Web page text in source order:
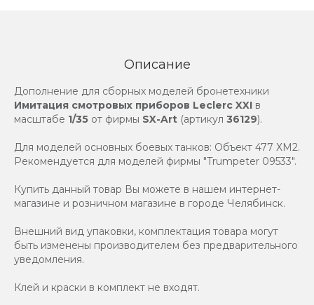
Описание
Дополнение для сборных моделей бронетехники
Имитация смотровых приборов Leclerc XXI в
масштабе 1/35 от фирмы SX-Art (артикул 36129).
Для моделей основных боевых танков: Объект 477 ХМ2.
Рекомендуется для моделей фирмы "Trumpeter 09533".
Купить данный товар Вы можете в нашем интернет-
магазине и розничном магазине в городе Челябинск.
Внешний вид упаковки, комплектация товара могут
быть изменены производителем без предварительного
уведомления.
Клей и краски в комплект не входят.